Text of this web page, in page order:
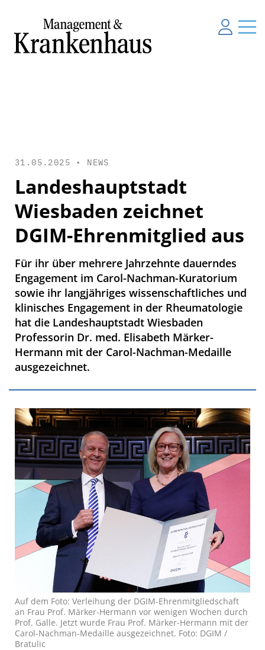
31.05.2025 • NEWS
Landeshauptstadt
Wiesbaden zeichnet
DGIM-Ehrenmitglied aus
Für ihr über mehrere Jahrzehnte dauerndes
Engagement im Carol-Nachman-Kuratorium
sowie ihr langjähriges wissenschaftliches und
klinisches Engagement in der Rheumatologie
hat die Landeshauptstadt Wiesbaden
Professorin Dr. med. Elisabeth Märker-
Hermann mit der Carol-Nachman-Medaille
ausgezeichnet.
Auf dem Foto: Verleihung der DGIM-Ehrenmitgliedschaft
an Frau Prof. Märker-Hermann vor wenigen Wochen durch
Prof. Galle. Jetzt wurde Frau Prof. Märker-Hermann mit der
Carol-Nachman-Medaille ausgezeichnet. Foto: DGIM /
Bratulic